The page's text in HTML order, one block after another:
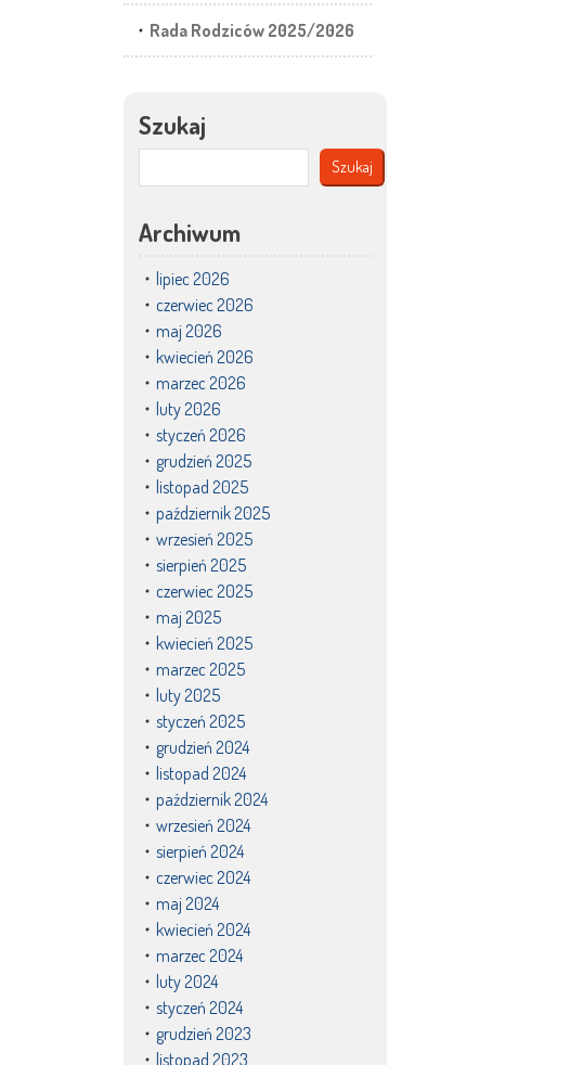
Rada Rodziców 2025/2026
Szukaj
Szukaj
Archiwum
lipiec 2026
czerwiec 2026
maj 2026
kwiecień 2026
marzec 2026
luty 2026
styczeń 2026
grudzień 2025
listopad 2025
październik 2025
wrzesień 2025
sierpień 2025
czerwiec 2025
maj 2025
kwiecień 2025
marzec 2025
luty 2025
styczeń 2025
grudzień 2024
listopad 2024
październik 2024
wrzesień 2024
sierpień 2024
czerwiec 2024
maj 2024
kwiecień 2024
marzec 2024
luty 2024
styczeń 2024
grudzień 2023
listopad 2023